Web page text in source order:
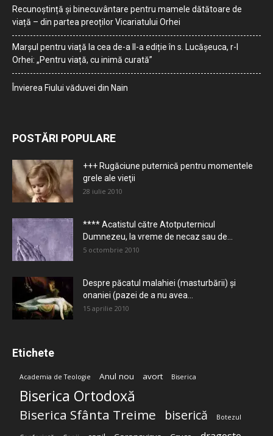
Recunoștință și binecuvântare pentru mamele dătătoare de
viață – din partea preoților Vicariatului Orhei
Marșul pentru viață la cea de-a II-a ediție în s. Lucășeuca, r-l
Orhei: „Pentru viață, cu inimă curată”
Învierea Fiului văduvei din Nain
POSTĂRI POPULARE
+++ Rugăciune puternică pentru momentele
grele ale vieţii
28 iulie 2010
**** Acatistul către Atotputernicul
Dumnezeu, la vreme de necaz sau de...
5 octombrie 2010
Despre păcatul malahiei (masturbării) şi
onaniei (pazei de a nu avea...
15 aprilie 2010
Etichete
Academia de Teologie Anul nou avort Biserica
Biserica Ortodoxă
Biserica Sfânta Treime biserică Botezul